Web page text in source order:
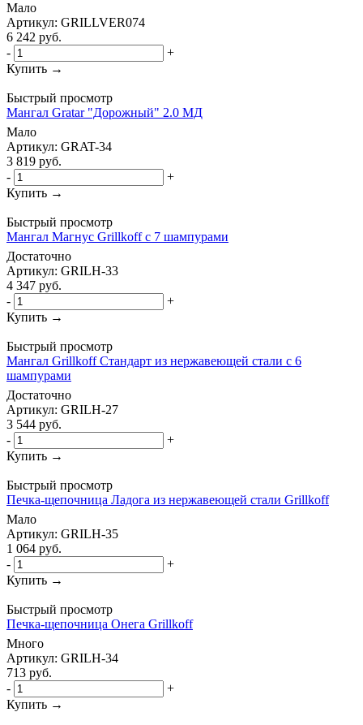
Мало
Артикул: GRILLVER074
6 242 руб.
-
+
Купить →
Быстрый просмотр
Мангал Gratar "Дорожный" 2.0 МД
Мало
Артикул: GRAT-34
3 819 руб.
-
+
Купить →
Быстрый просмотр
Мангал Магнус Grillkoff с 7 шампурами
Достаточно
Артикул: GRILH-33
4 347 руб.
-
+
Купить →
Быстрый просмотр
Мангал Grillkoff Стандарт из нержавеющей стали с 6
шампурами
Достаточно
Артикул: GRILH-27
3 544 руб.
-
+
Купить →
Быстрый просмотр
Печка-щепочница Ладога из нержавеющей стали Grillkoff
Мало
Артикул: GRILH-35
1 064 руб.
-
+
Купить →
Быстрый просмотр
Печка-щепочница Онега Grillkoff
Много
Артикул: GRILH-34
713 руб.
-
+
Купить →